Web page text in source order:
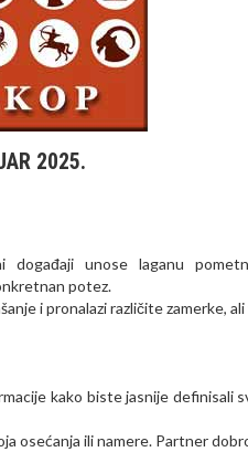
2025.
događaji unose laganu
potez.
i pronalazi različite zamerke,
kako biste jasnije definisali
osećanja ili namere. Partner